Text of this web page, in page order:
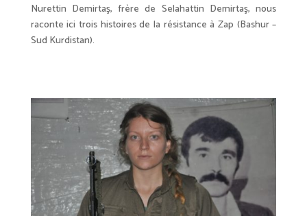
Nurettin Demirtaş, frère de Selahattin Demirtaş, nous
raconte ici trois histoires de la résistance à Zap (Bashur –
Sud Kurdistan).